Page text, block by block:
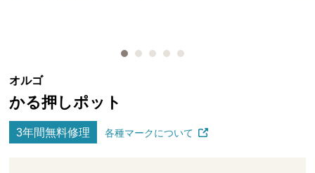
オルゴ
かる押しポット
3年間無料修理 各種マークについて